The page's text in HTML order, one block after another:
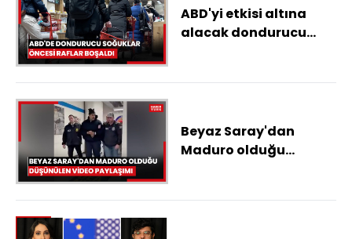
ABD'yi etkisi altına
alacak dondurucu
Beyaz Saray'dan
Maduro olduğu